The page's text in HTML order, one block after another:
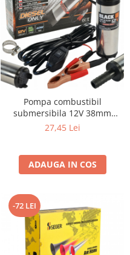
Pompa combustibil
submersibila 12V 38mm
capacitate 12 l/min
27,45 Lei
ADAUGA IN COS
-72 LEI